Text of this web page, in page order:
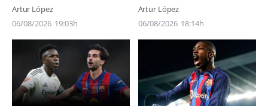
Artur López
06/08/2026 19:03h
Artur López
06/08/2026 18:14h